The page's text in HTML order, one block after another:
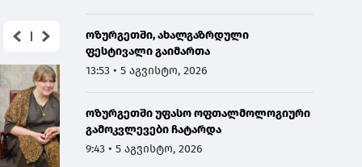
ოზურგეთში, ახალგაზრდული
ფესტივალი გაიმართა
13:53 • 5 აგვისტო, 2026
ოზურგეთში უფასო ოფთალმოლოგიური
გამოკვლევები ჩატარდა
9:43 • 5 აგვისტო, 2026